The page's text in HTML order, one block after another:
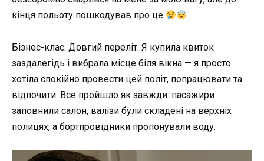
кінця польоту пошкодував про це
Бізнес-клас. Довгий переліт. Я купила квиток
заздалегідь і вибрала місце біля вікна — я просто
хотіла спокійно провести цей політ, попрацювати та
відпочити. Все пройшло як завжди: пасажири
заповнили салон, валізи були складені на верхніх
полицях, а бортпровідники пропонували воду.